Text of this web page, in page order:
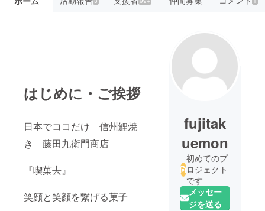
はじめに・ご挨拶
日本でココだけ 信州鯉焼
き 藤田九衛門商店
『喫菓去』
笑顔と笑顔を繋げる菓子
fujitak
uemon
初めてのプ
ロジェクト
です
メッセー
ジを送る